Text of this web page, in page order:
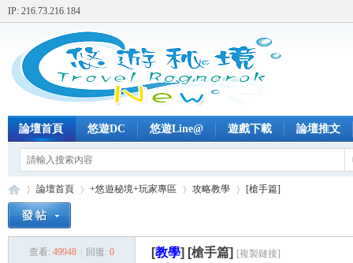
IP: 216.73.216.184
論壇首頁 悠遊DC 悠遊Line@ 遊戲下載 論壇推文
論壇首頁
›
+悠遊秘境+玩家專區
›
攻略教學
›
[槍手篇]
查看: 49948 回復: 0 [教學] [槍手篇] [複製鏈接]